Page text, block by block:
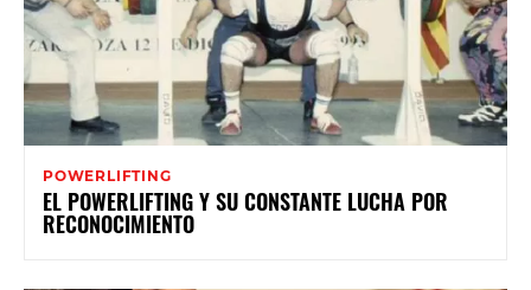
POWERLIFTING
EL POWERLIFTING Y SU CONSTANTE LUCHA POR
RECONOCIMIENTO